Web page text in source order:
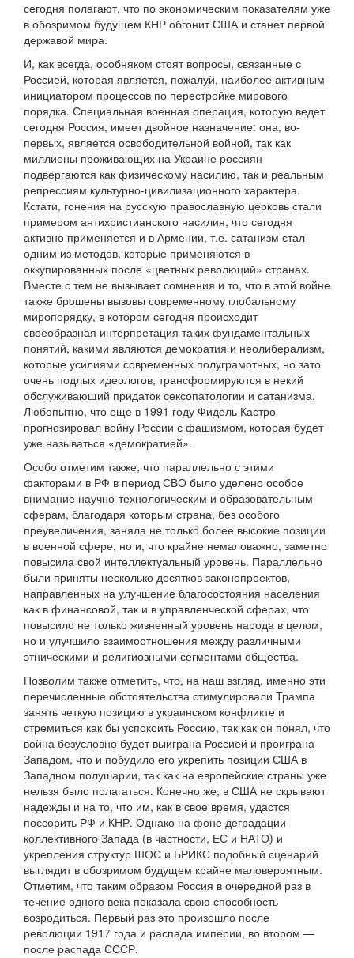
сегодня полагают, что по экономическим показателям уже
в обозримом будущем КНР обгонит США и станет первой
державой мира.
И, как всегда, особняком стоят вопросы, связанные с
Россией, которая является, пожалуй, наиболее активным
инициатором процессов по перестройке мирового
порядка. Специальная военная операция, которую ведет
сегодня Россия, имеет двойное назначение: она, во-
первых, является освободительной войной, так как
миллионы проживающих на Украине россиян
подвергаются как физическому насилию, так и реальным
репрессиям культурно-цивилизационного характера.
Кстати, гонения на русскую православную церковь стали
примером антихристианского насилия, что сегодня
активно применяется и в Армении, т.е. сатанизм стал
одним из методов, которые применяются в
оккупированных после «цветных революций» странах.
Вместе с тем не вызывает сомнения и то, что в этой войне
также брошены вызовы современному глобальному
миропорядку, в котором сегодня происходит
своеобразная интерпретация таких фундаментальных
понятий, какими являются демократия и неолиберализм,
которые усилиями современных полуграмотных, но зато
очень подлых идеологов, трансформируются в некий
обслуживающий придаток сексопатологии и сатанизма.
Любопытно, что еще в 1991 году Фидель Кастро
прогнозировал войну России с фашизмом, которая будет
уже называться «демократией».
Особо отметим также, что параллельно с этими
факторами в РФ в период СВО было уделено особое
внимание научно-технологическим и образовательным
сферам, благодаря которым страна, без особого
преувеличения, заняла не только более высокие позиции
в военной сфере, но и, что крайне немаловажно, заметно
повысила свой интеллектуальный уровень. Параллельно
были приняты несколько десятков законопроектов,
направленных на улучшение благосостояния населения
как в финансовой, так и в управленческой сферах, что
повысило не только жизненный уровень народа в целом,
но и улучшило взаимоотношения между различными
этническими и религиозными сегментами общества.
Позволим также отметить, что, на наш взгляд, именно эти
перечисленные обстоятельства стимулировали Трампа
занять четкую позицию в украинском конфликте и
стремиться как бы успокоить Россию, так как он понял, что
война безусловно будет выиграна Россией и проиграна
Западом, что и побудило его укрепить позиции США в
Западном полушарии, так как на европейские страны уже
нельзя было полагаться. Конечно же, в США не скрывают
надежды и на то, что им, как в свое время, удастся
поссорить РФ и КНР. Однако на фоне деградации
коллективного Запада (в частности, ЕС и НАТО) и
укрепления структур ШОС и БРИКС подобный сценарий
выглядит в обозримом будущем крайне маловероятным.
Отметим, что таким образом Россия в очередной раз в
течение одного века показала свою способность
возродиться. Первый раз это произошло после
революции 1917 года и распада империи, во втором —
после распада СССР.